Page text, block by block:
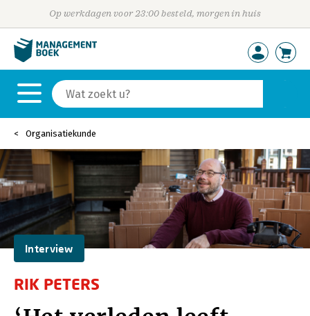
Op werkdagen voor 23:00 besteld, morgen in huis
Organisatiekunde
Interview
RIK PETERS